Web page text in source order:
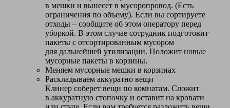
в мешки и вынесет в мусоропровод. (Есть
ограничения по объему). Если вы сортируете
отходы – сообщите об этом оператору перед
уборкой. В этом случае сотрудник подготовит
пакеты с отсортированным мусором
для дальнейшей утилизации. Положит новые
мусорные пакеты в корзины.
Меняем мусорные мешки в корзинах
Раскладываем аккуратно вещи
Клинер соберет вещи по комнатам. Сложит
в аккуратную стопочку и оставит на кровати